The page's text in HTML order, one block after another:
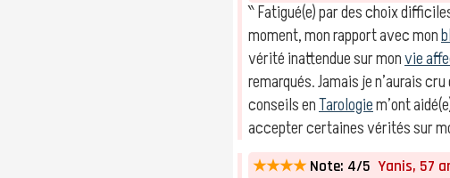
‶ Fatigué(e) par des choix
moment, mon rapport avec mon
vérité inattendue sur monvie
remarqués. Jamais je n’aurais cru
conseils enTarologiem’ont
accepter certaines vérités sur
★★★★ Note: 4/5 Yanis, 57